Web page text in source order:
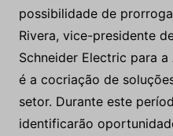
possibilidade de
Rivera, vice-presidente
Schneider Electric para
é a cocriação de
setor. Durante este
identificarão